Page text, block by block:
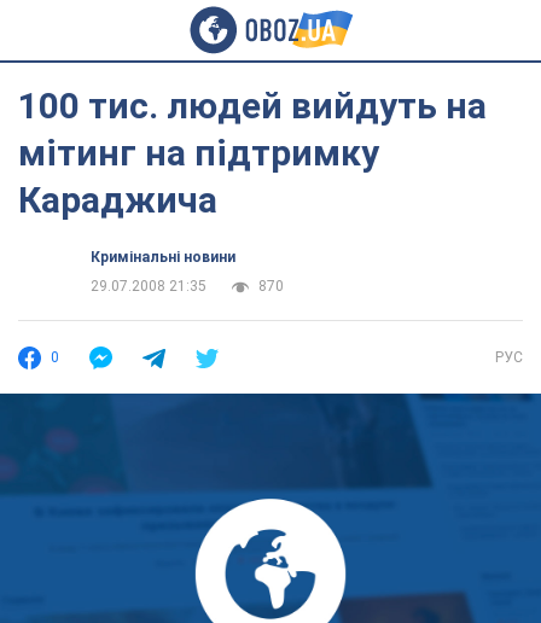
100 тис. людей вийдуть на
мітинг на підтримку
Караджича
Кримінальні новини
29.07.2008 21:35
870
0 РУС